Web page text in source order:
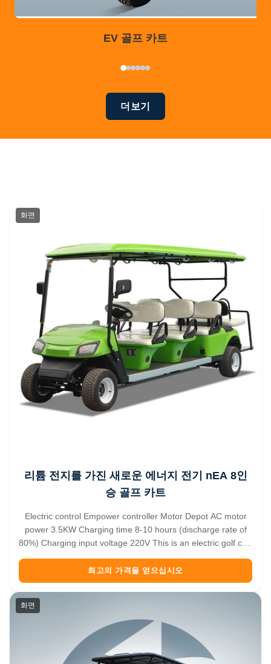
EV 골프 카트
더보기
화면
리튬 전지를 가진 새로운 에너지 전기 nEA 8인
승 골프 카트
Electric control Empower controller Motor Depot AC motor
power 3.5KW Charging time 8-10 hours (discharge rate of
80%) Charging input voltage 220V This is an electric golf cart
the biggest feature of this new energy vehicle. After being ...
최고의 가격을 얻으십시오
화면